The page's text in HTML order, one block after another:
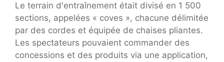
Le terrain d'entraînement était divisé en 1 500
sections, appelées « coves », chacune délimitée
par des cordes et équipée de chaises pliantes.
Les spectateurs pouvaient commander des
concessions et des produits via une application,